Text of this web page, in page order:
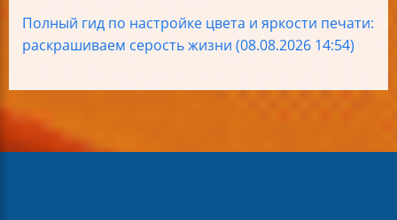
Полный гид по настройке цвета и яркости печати:
раскрашиваем серость жизни (08.08.2026 14:54)